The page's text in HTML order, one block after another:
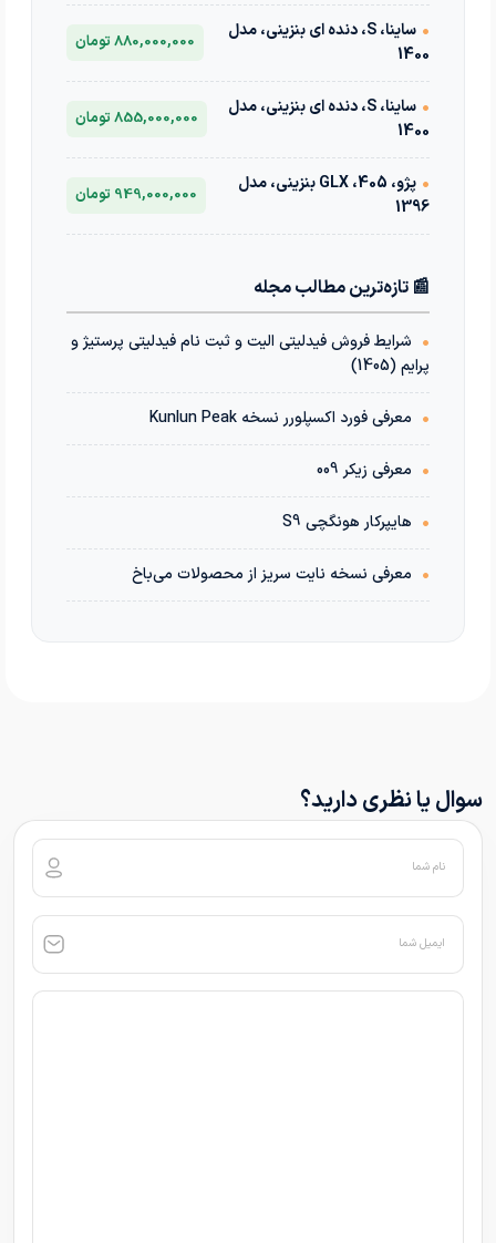
•
ساینا، S، دنده ای بنزینی، مدل
1400
880,000,000 تومان
•
ساینا، S، دنده ای بنزینی، مدل
1400
855,000,000 تومان
•
پژو، 405، GLX بنزینی، مدل
1396
949,000,000 تومان
📰 تازه‌ترین مطالب مجله
• شرایط فروش فیدلیتی الیت و ثبت نام فیدلیتی پرستیژ و
پرایم (1405)
• معرفی فورد اکسپلورر نسخه Kunlun Peak
• معرفی زیکر 009
• هایپرکار هونگچی S9
• معرفی نسخه نایت سریز از محصولات می‌باخ
سوال یا نظری دارید؟
نام شما
ایمیل شما